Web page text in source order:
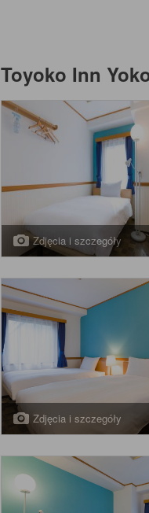
Toyoko Inn
Zdjęcia i szczegóły
Zdjęcia i szczegóły